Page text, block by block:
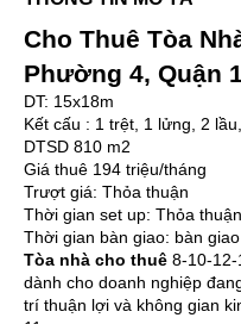
Cho Thuê Tòa
Phường 4, Quận
DT: 15x18m
Kết cấu : 1 trệt, 1 lửng, 2 lầu,
DTSD 810 m2
Giá thuê 194 triệu/tháng
Trượt giá: Thỏa thuận
Thời gian set up: Thỏa thuận
Thời gian bàn giao: bàn
Tòa nhà cho thuê 8-10-
dành cho doanh nghiệp
trí thuận lợi và không gian